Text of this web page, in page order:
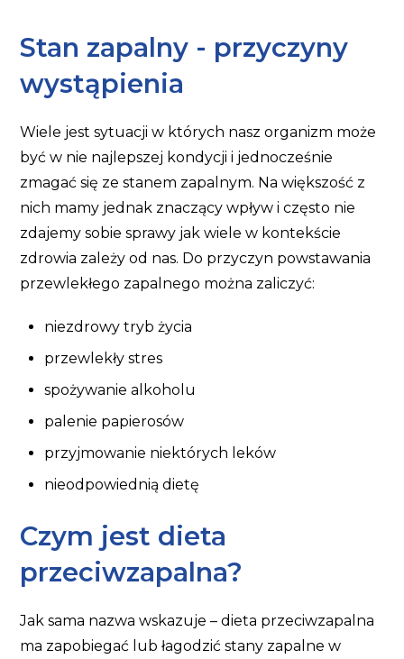
Stan zapalny - przyczyny
wystąpienia
Wiele jest sytuacji w których nasz organizm może
być w nie najlepszej kondycji i jednocześnie
zmagać się ze stanem zapalnym. Na większość z
nich mamy jednak znaczący wpływ i często nie
zdajemy sobie sprawy jak wiele w kontekście
zdrowia zależy od nas. Do przyczyn powstawania
przewlekłego zapalnego można zaliczyć:
niezdrowy tryb życia
przewlekły stres
spożywanie alkoholu
palenie papierosów
przyjmowanie niektórych leków
nieodpowiednią dietę
Czym jest dieta
przeciwzapalna?
Jak sama nazwa wskazuje – dieta przeciwzapalna
ma zapobiegać lub łagodzić stany zapalne w